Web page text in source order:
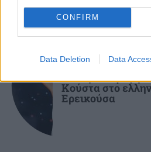
CONFIRM
Data Deletion Data
ΥΓΕΙΑ
Κατακράτηση υγρών ή
απάντηση
ΚΡΗΤΗ
Στάχτες το παράπηγμα στον
GOSSIP - LIFESTYLE
Βίσση: Για
Κούστα στο
Ερεικούσα